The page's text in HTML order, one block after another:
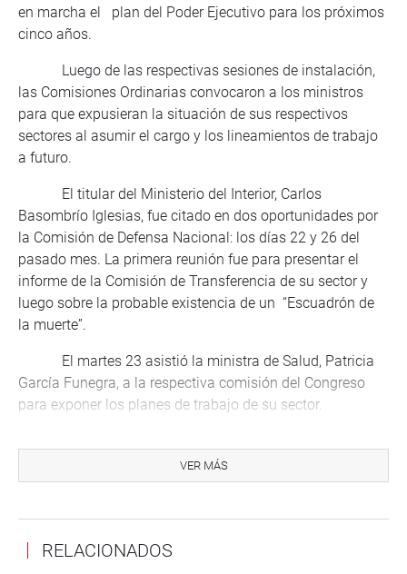
en marcha el plan del Poder Ejecutivo para los próximos
cinco años.
Luego de las respectivas sesiones de instalación,
las Comisiones Ordinarias convocaron a los ministros
para que expusieran la situación de sus respectivos
sectores al asumir el cargo y los lineamientos de trabajo
a futuro.
El titular del Ministerio del Interior, Carlos
Basombrío Iglesias, fue citado en dos oportunidades por
la Comisión de Defensa Nacional: los días 22 y 26 del
pasado mes. La primera reunión fue para presentar el
informe de la Comisión de Transferencia de su sector y
luego sobre la probable existencia de un “Escuadrón de
la muerte”.
El martes 23 asistió la ministra de Salud, Patricia
García Funegra, a la respectiva comisión del Congreso
para exponer los planes de trabajo de su sector.
Agricultura, José Hernández Calderón; y de Producción,
Bruno Giuffra Monteverde, a las respectivas comisiones.
Al día siguiente, el ministro de Economía, Alfredo
Thorne, se presentó en la Comisión de Presupuesto y
Cuenta General, para exponer las medidas del Ejecutivo
VER MÁS
RELACIONADOS